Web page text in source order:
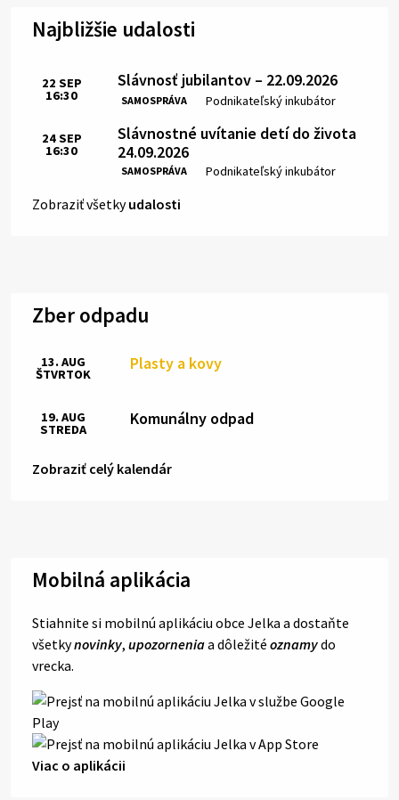
Najbližšie udalosti
Slávnosť jubilantov – 22.09.2026
SAMOSPRÁVA Miesto:
Podnikateľský inkubátor
Čas:
22 SEP
16:30
Slávnostné uvítanie detí do života
24.09.2026
SAMOSPRÁVA Miesto:
Podnikateľský inkubátor
Čas:
24SEP
16:30
Zobraziť všetkyudalosti
Zber odpadu
Plasty a kovy
13. AUG
ŠTVRTOK
Komunálny odpad
19. AUG
STREDA
Zobraziť celý kalendár
Mobilná aplikácia
Stiahnite si mobilnú aplikáciu obce Jelka a dostaňte
všetkynovinky, upozorneniaa dôležité oznamydo
vrecka.
Viac o aplikácii